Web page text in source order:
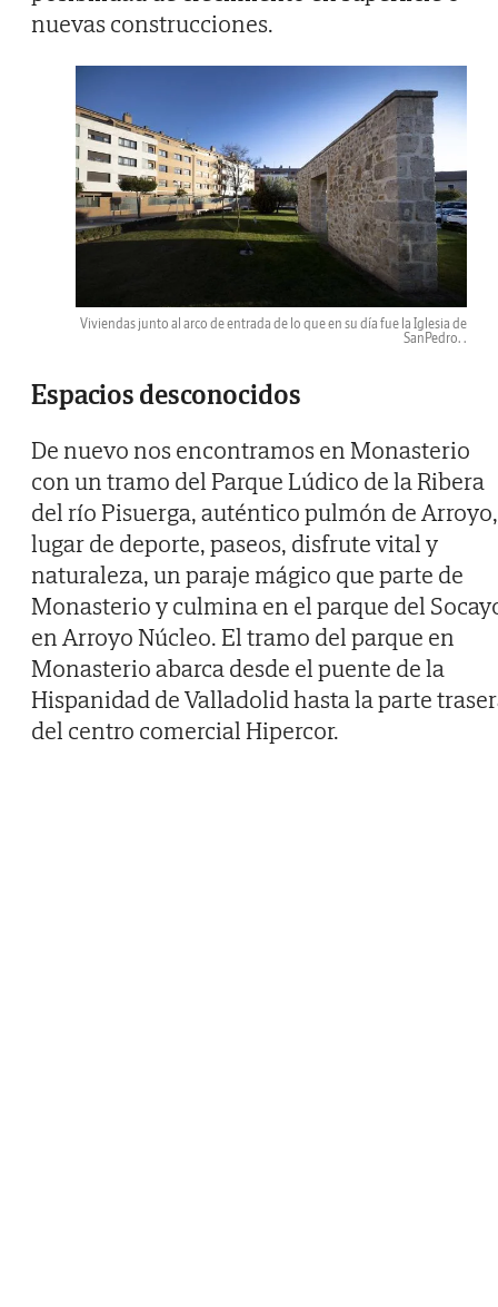
nuevas construcciones.
Viviendas junto al arco de entrada de lo que en su día fue la Iglesia de
SanPedro. .
Espacios desconocidos
De nuevo nos encontramos en Monasterio
con un tramo del Parque Lúdico de la Ribera
del río Pisuerga, auténtico pulmón de Arroyo,
lugar de deporte, paseos, disfrute vital y
naturaleza, un paraje mágico que parte de
Monasterio y culmina en el parque del
en Arroyo Núcleo. El tramo del parque en
Monasterio abarca desde el puente de la
Hispanidad de Valladolid hasta la parte
del centro comercial Hipercor.